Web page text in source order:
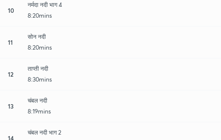
10
नर्मदा नदी भाग 4
8:20mins
11
सोन नदी
8:20mins
12
ताप्ती नदी
8:30mins
13
चंबल नदी
8:19mins
14
चंबल नदी भाग 2